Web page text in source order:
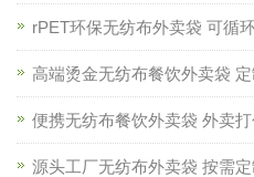
rPET环保无纺布外卖袋 可循
高端烫金无纺布餐饮外卖袋
便携无纺布餐饮外卖袋 外卖
源头工厂无纺布外卖袋 按需